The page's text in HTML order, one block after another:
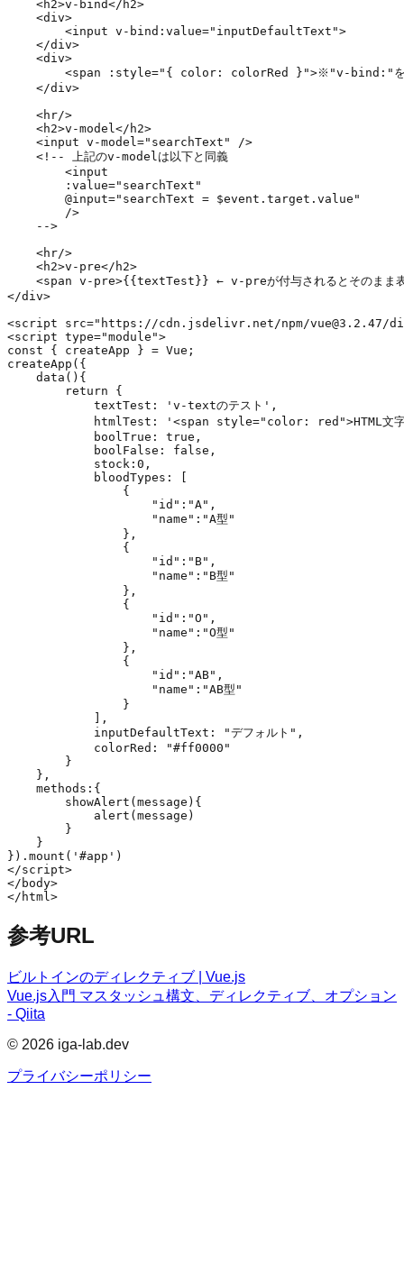
    <h2>v-bind</h2>
    <div>
        <input v-bind:value="inputDefaultText">
    </div>
    <div>
<span :style="{ color: colorRed }">※"v-bind:"を
    </div>
    <hr/>
    <h2>v-model</h2>
    <input v-model="searchText" />
    <!-- 上記のv-modelは以下と同義
        <input
        :value="searchText"
        @input="searchText = $event.target.value"
        />
    -->
    <hr/>
    <h2>v-pre</h2>
<span v-pre>{{textTest}} ← v-preが付与されるとそのまま
</div>
<script src="https://cdn.jsdelivr.net/npm/vue@3.2.47/
<script type="module">
const { createApp } = Vue;
createApp({
    data(){
        return {
            textTest: 'v-textのテスト',
htmlTest: '<span style="color: red">HTML文字列
            boolTrue: true,
            boolFalse: false,
            stock:0,
            bloodTypes: [
                {
                    "id":"A",
                    "name":"A型"
                },
                {
                    "id":"B",
                    "name":"B型"
                },
                {
                    "id":"O",
                    "name":"O型"
                },
                {
                    "id":"AB",
                    "name":"AB型"
                }
            ],
            inputDefaultText: "デフォルト",
            colorRed: "#ff0000"
        }
    },
    methods:{
        showAlert(message){
            alert(message)
        }
    }
}).mount('#app')
</script>
</body>
参考URL
ビルトインのディレクティブ | Vue.js
Vue.js入門 マスタッシュ構文、ディレクティブ、オプション
- Qiita
© 2026 iga-lab.dev
プライバシーポリシー